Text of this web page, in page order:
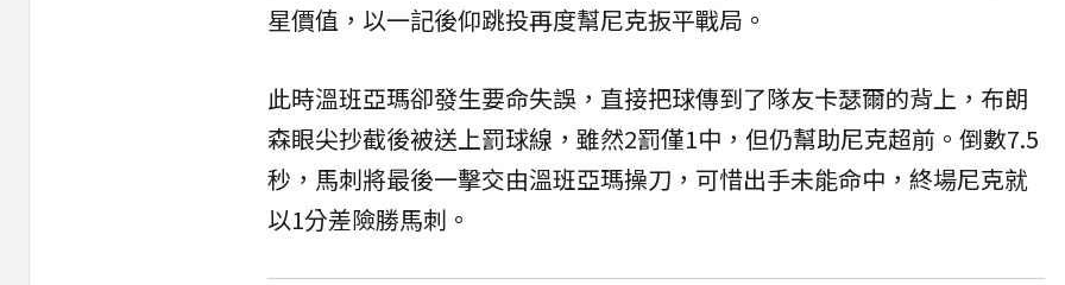
星價值，以一記後仰跳投再度幫尼克扳平戰局。
此時溫班亞瑪卻發生要命失誤，直接把球傳到了隊友卡瑟爾的背上，布朗
森眼尖抄截後被送上罰球線，雖然2罰僅1中，但仍幫助尼克超前。倒數7.5
秒，馬刺將最後一擊交由溫班亞瑪操刀，可惜出手未能命中，終場尼克就
以1分差險勝馬刺。